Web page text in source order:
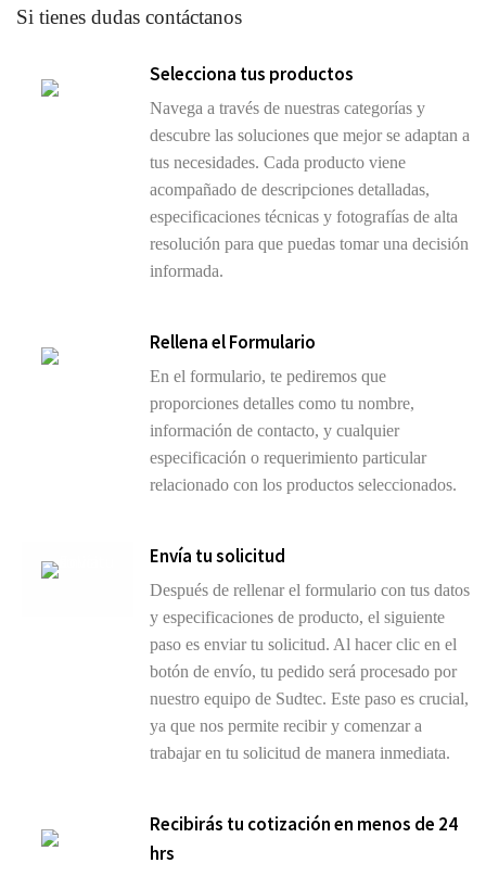
Si tienes dudas contáctanos
Selecciona tus productos
Navega a través de nuestras categorías y
descubre las soluciones que mejor se adaptan a
tus necesidades. Cada producto viene
acompañado de descripciones detalladas,
especificaciones técnicas y fotografías de alta
resolución para que puedas tomar una decisión
informada.
Rellena el Formulario
En el formulario, te pediremos que
proporciones detalles como tu nombre,
información de contacto, y cualquier
especificación o requerimiento particular
relacionado con los productos seleccionados.
Envía tu solicitud
Después de rellenar el formulario con tus datos
y especificaciones de producto, el siguiente
paso es enviar tu solicitud. Al hacer clic en el
botón de envío, tu pedido será procesado por
nuestro equipo de Sudtec. Este paso es crucial,
ya que nos permite recibir y comenzar a
trabajar en tu solicitud de manera inmediata.
Recibirás tu cotización en menos de 24
hrs